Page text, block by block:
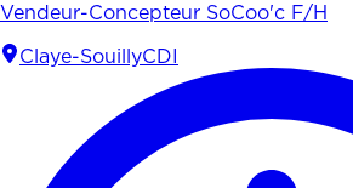
Vendeur-Concepteur SoCoo'c F/H
Claye-SouillyCDI